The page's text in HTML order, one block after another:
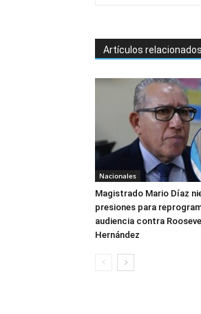
Artículos relacionados
Nacionales
Magistrado Mario Díaz
presiones para
audiencia contra
Hernández